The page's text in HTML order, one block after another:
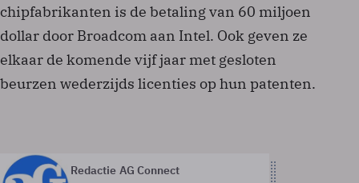
chipfabrikanten is de betaling van 60 miljoen
dollar door Broadcom aan Intel. Ook geven ze
elkaar de komende vijf jaar met gesloten
beurzen wederzijds licenties op hun patenten.
Redactie AG Connect